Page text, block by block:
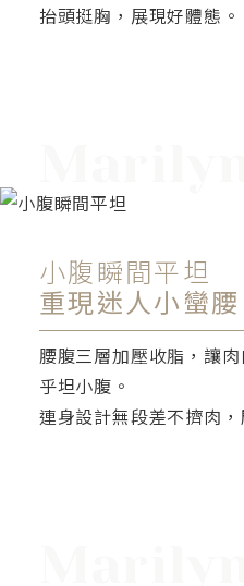
抬頭挺胸，展現好體態。
小腹瞬間平坦
重現迷人小蠻腰
腰腹三層加壓收脂，讓
乎坦小腹。
連身設計無段差不擠肉